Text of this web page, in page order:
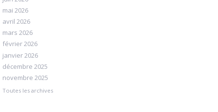
mai 2026
avril 2026
mars 2026
février 2026
janvier 2026
décembre 2025
novembre 2025
Toutes les archives